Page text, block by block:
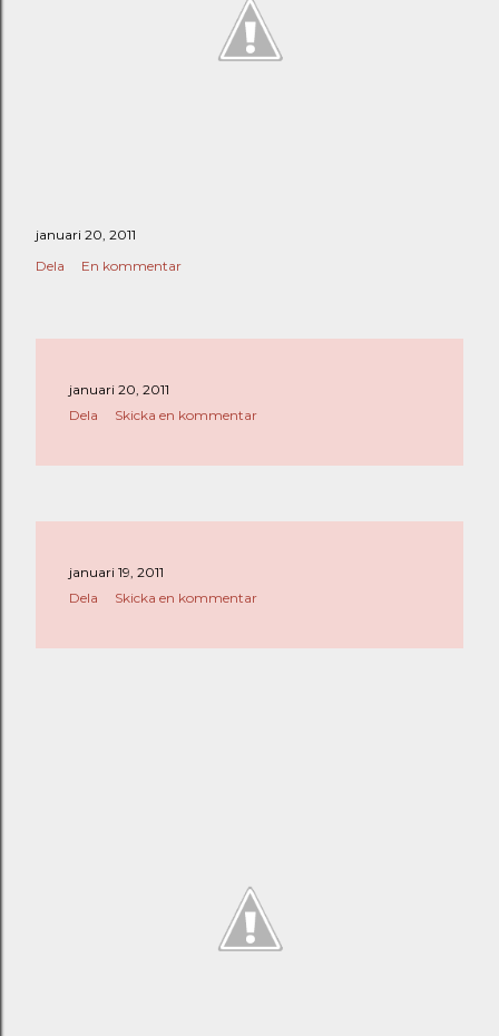
januari 20, 2011
Dela
En kommentar
januari 20, 2011
Dela
Skicka en kommentar
januari 19, 2011
Dela
Skicka en kommentar